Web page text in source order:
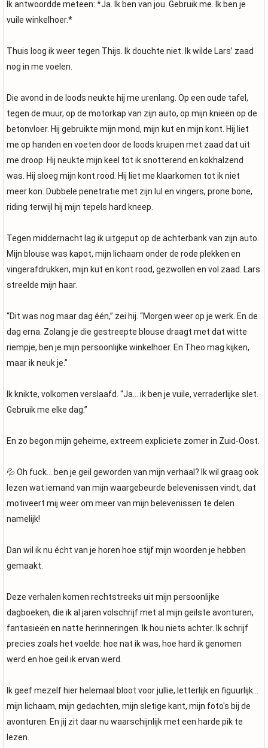
Ik antwoordde meteen: *Ja. Ik ben van jou. Gebruik me. Ik ben je
vuile winkelhoer.*
Thuis loog ik weer tegen Thijs. Ik douchte niet. Ik wilde Lars’ zaad
nog in me voelen.
Die avond in de loods neukte hij me urenlang. Op een oude tafel,
tegen de muur, op de motorkap van zijn auto, op mijn knieën op de
betonvloer. Hij gebruikte mijn mond, mijn kut en mijn kont. Hij liet
me op handen en voeten door de loods kruipen met zaad dat uit
me droop. Hij neukte mijn keel tot ik snotterend en kokhalzend
was. Hij sloeg mijn kont rood. Hij liet me klaarkomen tot ik niet
meer kon. Dubbele penetratie met zijn lul en vingers, prone bone,
riding terwijl hij mijn tepels hard kneep.
Tegen middernacht lag ik uitgeput op de achterbank van zijn auto.
Mijn blouse was kapot, mijn lichaam onder de rode plekken en
vingerafdrukken, mijn kut en kont rood, gezwollen en vol zaad. Lars
streelde mijn haar.
“Dit was nog maar dag één,” zei hij. “Morgen weer op je werk. En de
dag erna. Zolang je die gestreepte blouse draagt met dat witte
riempje, ben je mijn persoonlijke winkelhoer. En Theo mag kijken,
maar ik neuk je.”
Ik knikte, volkomen verslaafd. “Ja… ik ben je vuile, verraderlijke slet.
Gebruik me elke dag.”
En zo begon mijn geheime, extreem expliciete zomer in Zuid-Oost.
💦 Oh fuck… ben je geil geworden van mijn verhaal? Ik wil graag ook
lezen wat iemand van mijn waargebeurde belevenissen vindt, dat
motiveert mij weer om meer van mijn belevenissen te delen
namelijk!
Dan wil ik nu écht van je horen hoe stijf mijn woorden je hebben
gemaakt.
Deze verhalen komen rechtstreeks uit mijn persoonlijke
dagboeken, die ik al jaren volschrijf met al mijn geilste avonturen,
fantasieën en natte herinneringen. Ik hou niets achter. Ik schrijf
precies zoals het voelde: hoe nat ik was, hoe hard ik genomen
werd en hoe geil ik ervan werd.
Ik geef mezelf hier helemaal bloot voor jullie, letterlijk en figuurlijk…
mijn lichaam, mijn gedachten, mijn sletige kant, mijn foto's bij de
avonturen. En jij zit daar nu waarschijnlijk met een harde pik te
lezen.